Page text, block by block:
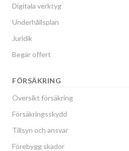
Digitala verktyg
Underhållsplan
Juridik
Begär offert
FÖRSÄKRING
Översikt försäkring
Försäkringsskydd
Tillsyn och ansvar
Förebygg skador